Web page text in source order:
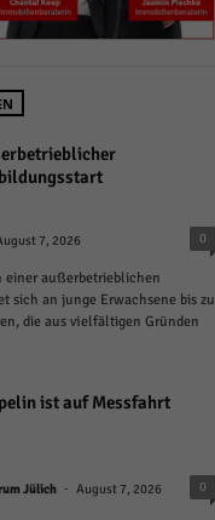
7, 2026 0
einer außerbetrieblichen
sich an junge Erwachsene bis zu
die aus vielfältigen Gründen
ist auf Messfahrt
Jülich - August 7, 2026 0